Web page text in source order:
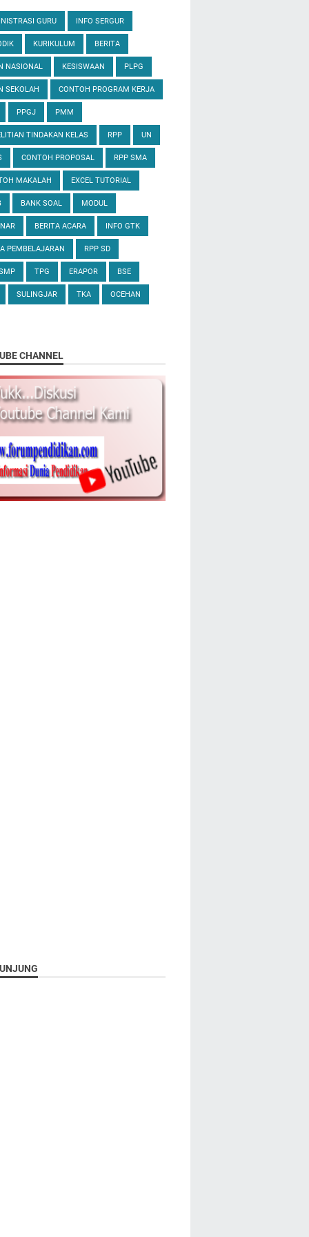
GURU INFO SERGUR
KURIKULUM BERITA
NASIONAL KESISWAAN PLPG
SEKOLAH CONTOH PROGRAM KERJA
PPGJ PMM
TINDAKAN KELAS RPP UN
CONTOH PROPOSAL RPP SMA
MAKALAH EXCEL TUTORIAL
BANK SOAL MODUL
BERITA ACARA INFO GTK
PEMBELAJARAN RPP SD
TPG ERAPOR BSE
SULINGJAR TKA OCEHAN
CHANNEL